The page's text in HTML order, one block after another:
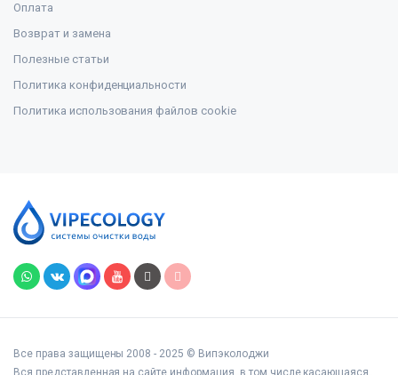
Оплата
Возврат и замена
Полезные статьи
Политика конфиденциальности
Политика использования файлов cookie
Все права защищены 2008 - 2025 © Випэколоджи
Вся представленная на сайте информация, в том числе касающаяся